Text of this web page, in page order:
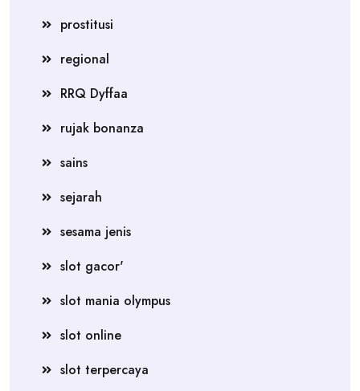
prostitusi
regional
RRQ Dyffaa
rujak bonanza
sains
sejarah
sesama jenis
slot gacor'
slot mania olympus
slot online
slot terpercaya